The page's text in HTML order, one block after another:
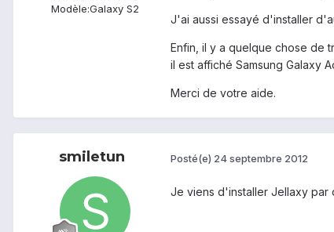
Modèle:Galaxy S2
J'ai aussi essayé d'installer
Enfin, il y a quelque chose de
il est affiché Samsung Galaxy
Merci de votre aide.
smiletun Posté(e) 24 septembre 2012
Je viens d'installer Jellaxy par